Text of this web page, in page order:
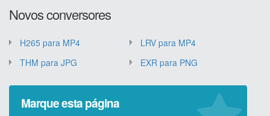
Novos conversores
H265 para MP4
LRV para MP4
THM para JPG
EXR para PNG
Marque esta página